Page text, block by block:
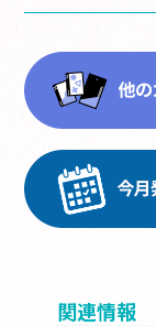
関連情報